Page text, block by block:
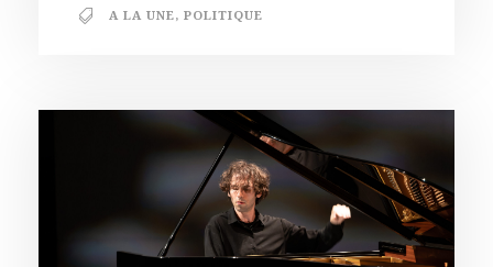
A LA UNE, POLITIQUE